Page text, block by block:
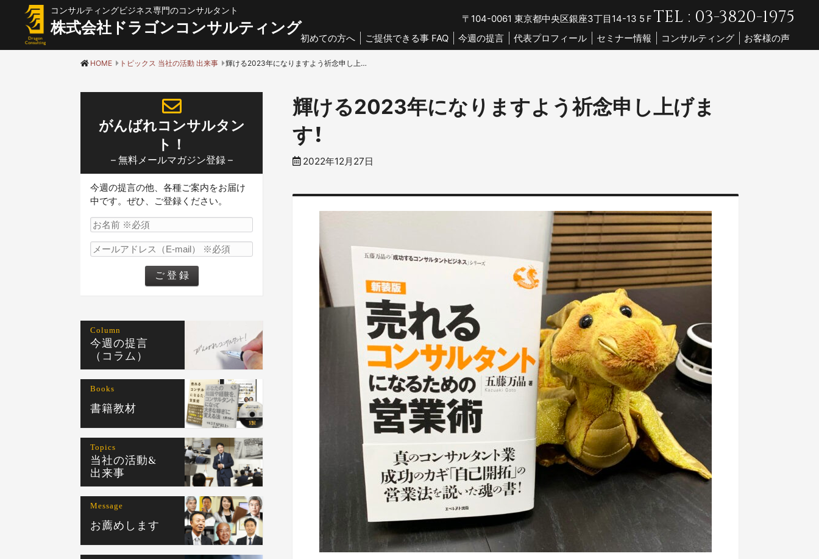
コンサルティングビジネス専門のコンサルタント
株式会社ドラゴンコンサルティング 〒104-0061 東京都中央区銀座3丁目14-13 5Ｆ TEL : 03-3820-1975
初めての方へ ご提供できる事 FAQ 今週の提言 代表プロフィール セミナー情報 コンサルティング お客様の声
HOME トピックス 当社の活動 出来事 輝ける2023年になりますよう祈念申し上げます！
輝ける2023年になりますよう祈念申し上げま
す！
2022年12月27日
がんばれコンサルタン
ト！
– 無料メールマガジン登録 –
今週の提言の他、各種ご案内をお届け
中です。ぜひ、ご登録ください。
Column
今週の提言
（コラム）
Books
書籍教材
Topics
当社の活動&
出来事
Message
お薦めします